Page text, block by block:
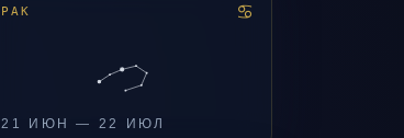
РАК ♋
21 ИЮН — 22 ИЮЛ